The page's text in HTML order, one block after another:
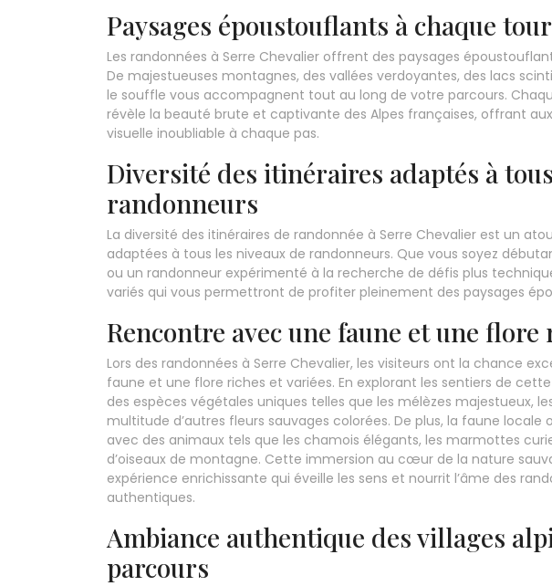
Paysages époustouflants à chaque
Les randonnées à Serre Chevalier offrent des paysages
De majestueuses montagnes, des vallées verdoyantes, des lacs
le souffle vous accompagnent tout au long de votre parcours.
révèle la beauté brute et captivante des Alpes françaises, offrant
visuelle inoubliable à chaque pas.
Diversité des itinéraires adaptés à
randonneurs
La diversité des itinéraires de randonnée à Serre Chevalier est un
adaptées à tous les niveaux de randonneurs. Que vous soyez
ou un randonneur expérimenté à la recherche de défis plus
variés qui vous permettront de profiter pleinement des paysages
Rencontre avec une faune et une flore
Lors des randonnées à Serre Chevalier, les visiteurs ont la chance
faune et une flore riches et variées. En explorant les sentiers de
des espèces végétales uniques telles que les mélèzes majestueux,
multitude d’autres fleurs sauvages colorées. De plus, la faune
avec des animaux tels que les chamois élégants, les marmottes
d’oiseaux de montagne. Cette immersion au cœur de la nature
expérience enrichissante qui éveille les sens et nourrit l’âme des
authentiques.
Ambiance authentique des villages
parcours